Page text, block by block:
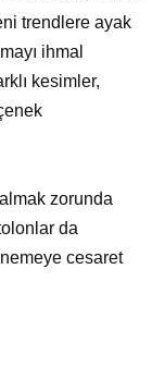
trendlere ayak
ihmal
kesimler,
zorunda
da
cesaret